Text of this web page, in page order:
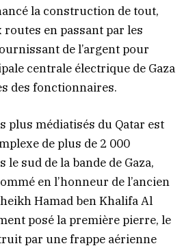
la construction de tout,
routes en passant par les
de l’argent pour
centrale électrique de Gaza
des fonctionnaires.
plus médiatisés du Qatar est
de plus de 2 000
le sud de la bande de Gaza,
en l’honneur de l’ancien
Hamad ben Khalifa Al
posé la première pierre, le
par une frappe aérienne